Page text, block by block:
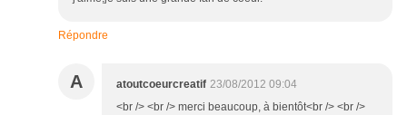
Répondre
A atoutcoeurcreatif 23/08/2012 09:04
<br /> <br /> merci beaucoup, à bientôt<br /> <br />